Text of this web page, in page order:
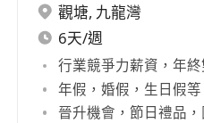
觀塘, 九龍灣
6天/週
行業競爭力薪資，年
年假，婚假，生日假等
晉升機會，節日禮品